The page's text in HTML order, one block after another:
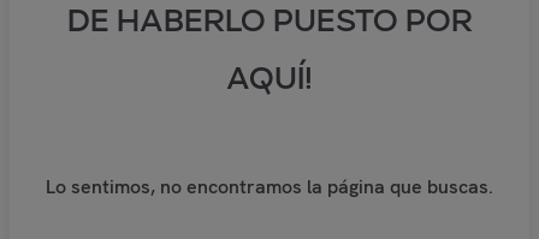
DE HABERLO PUESTO POR
AQUÍ!
Lo sentimos, no encontramos la página que buscas.